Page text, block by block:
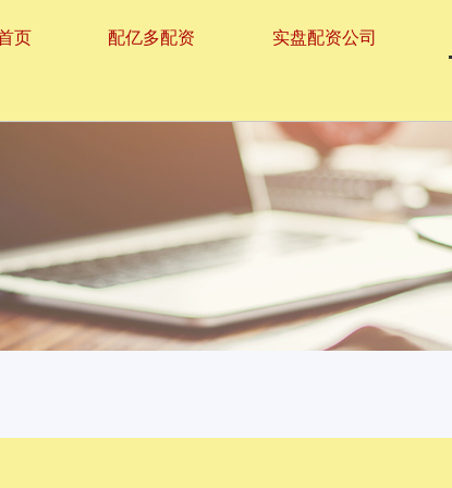
页 配亿多配资 实盘配资公司